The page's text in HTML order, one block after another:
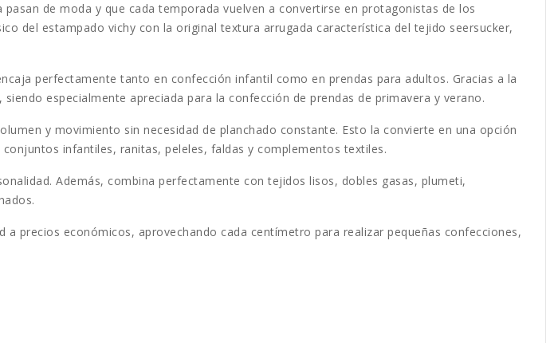
pasan de moda y que cada temporada vuelven a convertirse en protagonistas de los
del estampado vichy con la original textura arrugada característica del tejido seersucker,
perfectamente tanto en confección infantil como en prendas para adultos. Gracias a la
especialmente apreciada para la confección de prendas de primavera y verano.
y movimiento sin necesidad de planchado constante. Esto la convierte en una opción
infantiles, ranitas, peleles, faldas y complementos textiles.
Además, combina perfectamente con tejidos lisos, dobles gasas, plumeti,
a precios económicos, aprovechando cada centímetro para realizar pequeñas confecciones,